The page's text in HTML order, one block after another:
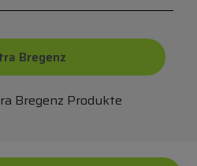
Bregenz
Bregenz Produkte